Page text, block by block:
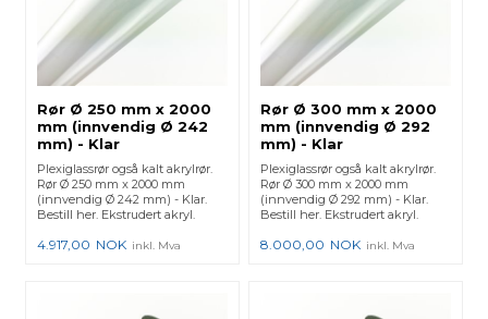
Rør Ø 250 mm x 2000
mm (innvendig Ø 242
mm) - Klar
Plexiglassrør også kalt akrylrør.
Rør Ø 250 mm x 2000 mm
(innvendig Ø 242 mm) - Klar.
Bestill her. Ekstrudert akryl.
4.917,00 NOK inkl. Mva
Rør Ø 300 mm x 2000
mm (innvendig Ø 292
mm) - Klar
Plexiglassrør også kalt akrylrør.
Rør Ø 300 mm x 2000 mm
(innvendig Ø 292 mm) - Klar.
Bestill her. Ekstrudert akryl.
8.000,00 NOK inkl. Mva